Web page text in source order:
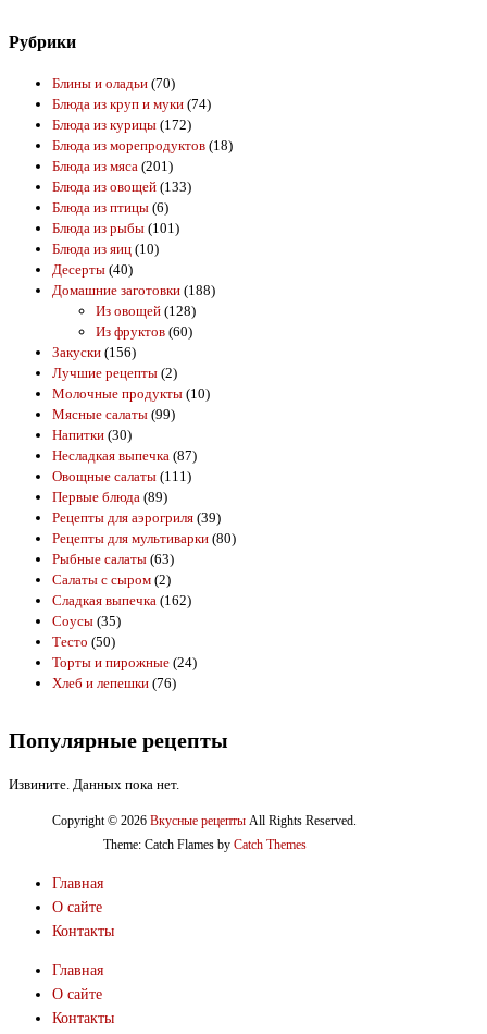
Рубрики
Блины и оладьи (70)
Блюда из круп и муки (74)
Блюда из курицы (172)
Блюда из морепродуктов (18)
Блюда из мяса (201)
Блюда из овощей (133)
Блюда из птицы (6)
Блюда из рыбы (101)
Блюда из яиц (10)
Десерты (40)
Домашние заготовки (188)
Из овощей (128)
Из фруктов (60)
Закуски (156)
Лучшие рецепты (2)
Молочные продукты (10)
Мясные салаты (99)
Напитки (30)
Несладкая выпечка (87)
Овощные салаты (111)
Первые блюда (89)
Рецепты для аэрогриля (39)
Рецепты для мультиварки (80)
Рыбные салаты (63)
Салаты с сыром (2)
Сладкая выпечка (162)
Соусы (35)
Тесто (50)
Торты и пирожные (24)
Хлеб и лепешки (76)
Популярные рецепты
Извините. Данных пока нет.
Copyright © 2026 Вкусные рецепты All Rights Reserved.
Theme: Catch Flames by Catch Themes
Главная
О сайте
Контакты
Главная
О сайте
Контакты